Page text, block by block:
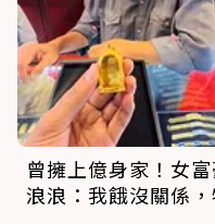
曾擁上億身家！女
浪浪：我餓沒關係